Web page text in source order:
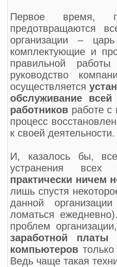
Первое время,
предотвращаются
организации –
комплектующие и
правильной
руководство
осуществляется
обслуживание всей
работников работе с
процесс
к своей деятельности.
И, казалось бы,
устранения
практически ничем
лишь спустя
данной
ломаться
проблем
заработной платы
компьютеров
Ведь чаще такая